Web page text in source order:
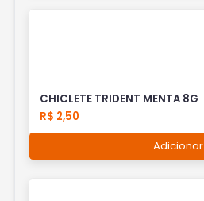
CHICLETE TRIDENT MENTA 8G
R$ 2,50
Adicionar